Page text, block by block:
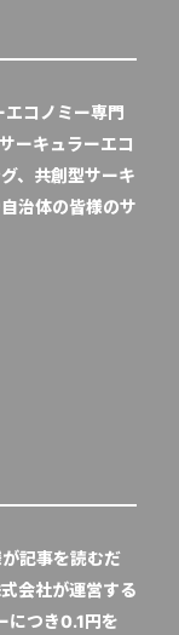
コノミー専門
ーキュラーエコ
、共創型サーキ
治体の皆様のサ
記事を読むだ
会社が運営する
につき0.1円を